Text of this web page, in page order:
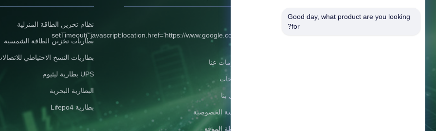
setTimeout("javascript:location.href='https://www.google.com'",
معلومات عنا
المنتجات
اتصل بنا
سياسة الخصوصية
خريطة الموقع
نظام تخزين الطاقة المنزلية
بطاريات تخزين الطاقة الشمسية
بطاريات النسخ الاحتياطي
UPS بطارية ليثيوم
البطارية البحرية
بطارية Lifepo4
Good day, what product are you looking
for?